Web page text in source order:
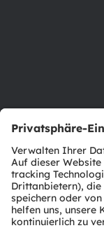
Produkt Selektor
Download Center
Tools
Kundenanfragen
Technischer
Partner Netzwerk